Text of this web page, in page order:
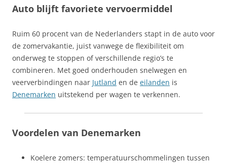
Auto blijft favoriete vervoermiddel
Ruim 60 procent van de Nederlanders stapt in de auto voor
de zomervakantie, juist vanwege de flexibiliteit om
onderweg te stoppen of verschillende regio’s te
combineren. Met goed onderhouden snelwegen en
veerverbindingen naar Jutland en de eilanden is
Denemarken uitstekend per wagen te verkennen.
Voordelen van Denemarken
Koelere zomers: temperatuurschommelingen tussen